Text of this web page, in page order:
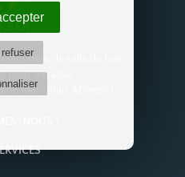
de salle de bain.
pour terrasse.
(Bas-Rhin, Moselle)